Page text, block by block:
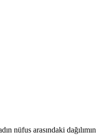
nüfus arasındaki